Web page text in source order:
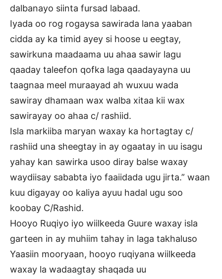
dalbanayo siinta fursad labaad.
Iyada oo rog rogaysa sawirada lana yaaban
cidda ay ka timid ayey si hoose u eegtay,
sawirkuna maadaama uu ahaa sawir lagu
qaaday taleefon qofka laga qaadayayna uu
taagnaa meel muraayad ah wuxuu wada
sawiray dhamaan wax walba xitaa kii wax
sawirayay oo ahaa c/ rashiid.
Isla markiiba maryan waxay ka hortagtay c/
rashiid una sheegtay in ay ogaatay in uu isagu
yahay kan sawirka usoo diray balse waxay
waydiisay sababta iyo faaiidada ugu jirta.” waan
kuu digayay oo kaliya ayuu hadal ugu soo
koobay C/Rashid.
Hooyo Ruqiyo iyo wiilkeeda Guure waxay isla
garteen in ay muhiim tahay in laga takhaluso
Yaasiin mooryaan, hooyo ruqiyana wiilkeeda
waxay la wadaagtay shaqada uu